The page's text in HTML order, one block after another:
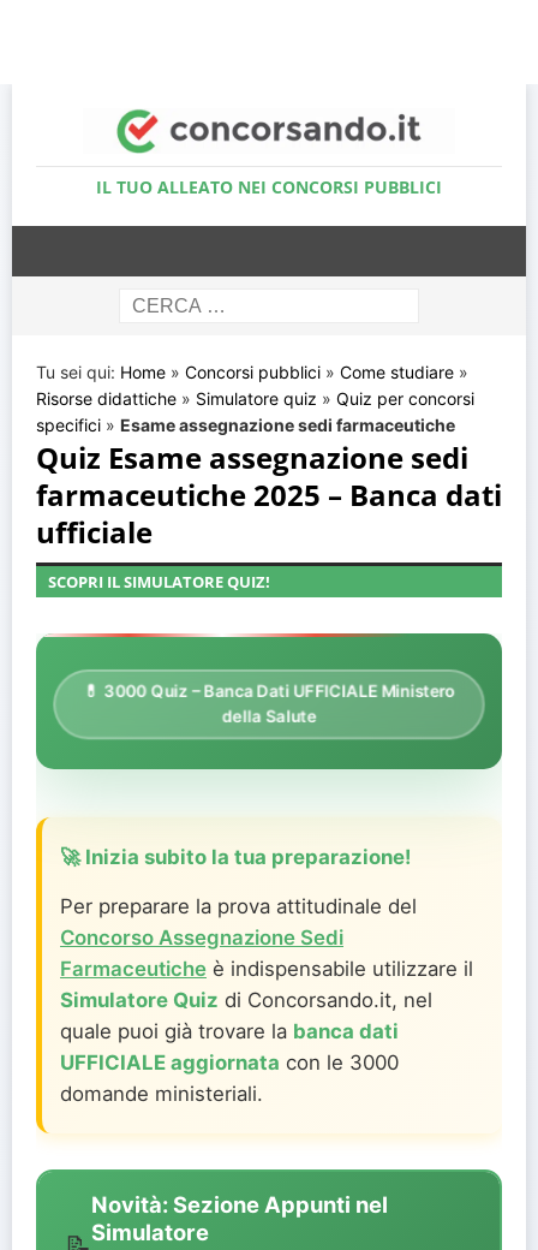
IL TUO ALLEATO NEI CONCORSI PUBBLICI
Tu sei qui: Home » Concorsi pubblici » Come studiare »
Risorse didattiche » Simulatore quiz » Quiz per concorsi
specifici » Esame assegnazione sedi farmaceutiche
Quiz Esame assegnazione sedi
farmaceutiche 2025 – Banca dati
ufficiale
SCOPRI IL SIMULATORE QUIZ!
💊 3000 Quiz – Banca Dati UFFICIALE Ministero
della Salute
🚀 Inizia subito la tua preparazione!
Per preparare la prova attitudinale del
Concorso Assegnazione Sedi
Farmaceutiche è indispensabile utilizzare il
Simulatore Quiz di Concorsando.it, nel
quale puoi già trovare la banca dati
UFFICIALE aggiornata con le 3000
domande ministeriali.
Novità: Sezione Appunti nel
Simulatore